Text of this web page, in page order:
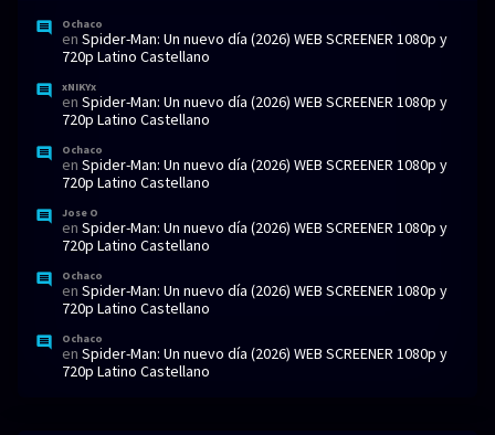
Ochaco
en Spider-Man: Un nuevo día (2026) WEB SCREENER 1080p y
720p Latino Castellano
xNIKYx
en Spider-Man: Un nuevo día (2026) WEB SCREENER 1080p y
720p Latino Castellano
Ochaco
en Spider-Man: Un nuevo día (2026) WEB SCREENER 1080p y
720p Latino Castellano
Jose O
en Spider-Man: Un nuevo día (2026) WEB SCREENER 1080p y
720p Latino Castellano
Ochaco
en Spider-Man: Un nuevo día (2026) WEB SCREENER 1080p y
720p Latino Castellano
Ochaco
en Spider-Man: Un nuevo día (2026) WEB SCREENER 1080p y
720p Latino Castellano